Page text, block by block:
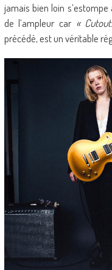
jamais bien loin
de l’ampleur car «
précédé, est un véritable